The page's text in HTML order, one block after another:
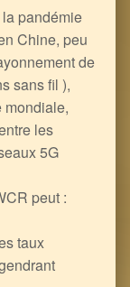
pandémie
Chine, peu
de
sans fil ),
mondiale,
les
5G
peut :
taux